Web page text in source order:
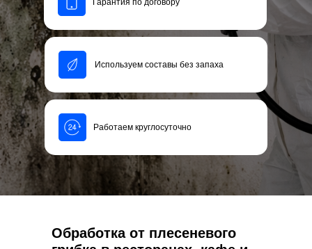
Гарантия по договору
Работаем круглосуточно
Используем составы без запаха
Обработка от плесеневого